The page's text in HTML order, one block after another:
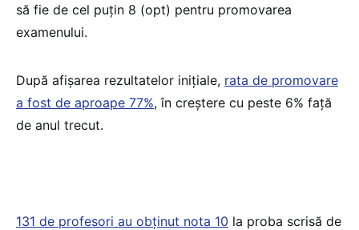
să fie de cel puțin 8 (opt) pentru promovarea
examenului.
După afișarea rezultatelor inițiale, rata de promovare
a fost de aproape 77%, în creștere cu peste 6% față
de anul trecut.
131 de profesori au obținut nota 10 la proba scrisă de